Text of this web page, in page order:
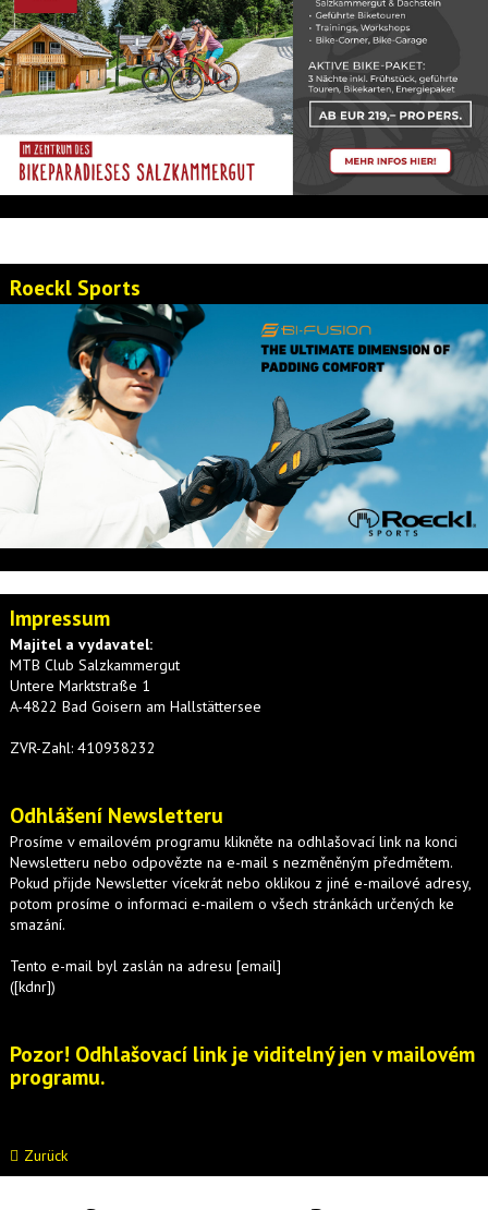
Roeckl Sports
Impressum
Majitel a vydavatel:
MTB Club Salzkammergut
Untere Marktstraße 1
A-4822 Bad Goisern am Hallstättersee
ZVR-Zahl: 410938232
Odhlášení Newsletteru
Prosíme v emailovém programu klikněte na odhlašovací link na konci
Newsletteru nebo odpovězte na e-mail s nezměněným předmětem.
Pokud přijde Newsletter vícekrát nebo oklikou z jiné e-mailové adresy,
potom prosíme o informaci e-mailem o všech stránkách určených ke
smazání.
Tento e-mail byl zaslán na adresu [email]
([kdnr])
Pozor! Odhlašovací link je viditelný jen v mailovém
programu.
Zurück